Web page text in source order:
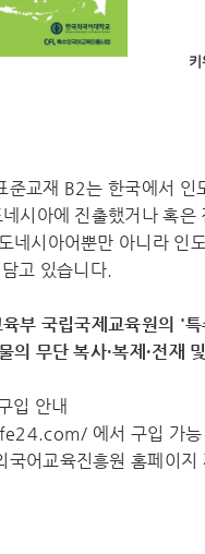
준교재 B2는 한국에서
시아에 진출했거나 혹
네시아어뿐만 아니라 인
고 있습니다.
부 국립국제교육원의 '
의 무단 복사·복제·전재
입 안내
에서 구입 가능
국어교육진흥원 홈페이